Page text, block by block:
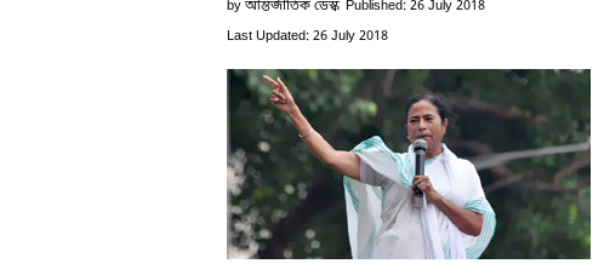
by আন্তর্জাতিক ডেস্ক Published: 26 July 2018
Last Updated: 26 July 2018